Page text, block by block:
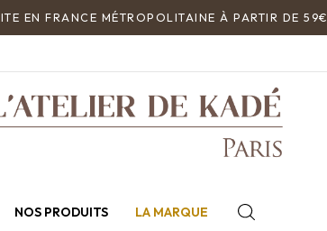
NOS PRODUITS LA MARQUE